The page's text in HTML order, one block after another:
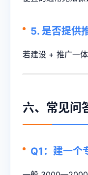
5. 是否提供
若建设 + 推广一体
六、常见问
Q1：建一个